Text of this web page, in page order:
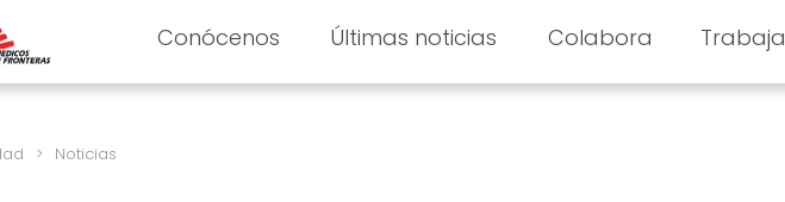
Conócenos Últimas noticias Colabora Trabaja
> Noticias